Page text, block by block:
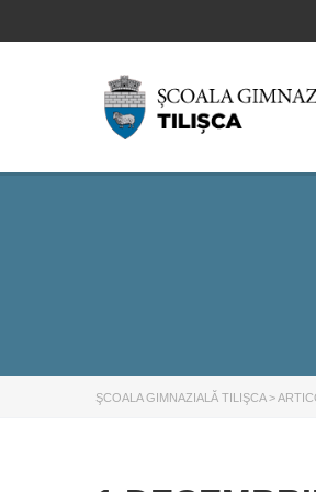
ŞCOALA GIMNAZIALĂ TILIŞCA>